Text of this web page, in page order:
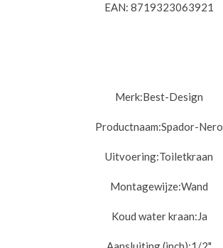
EAN: 8719323063921
Merk:Best-Design
Productnaam:Spador-Nero
Uitvoering:Toiletkraan
Montagewijze:Wand
Koud water kraan:Ja